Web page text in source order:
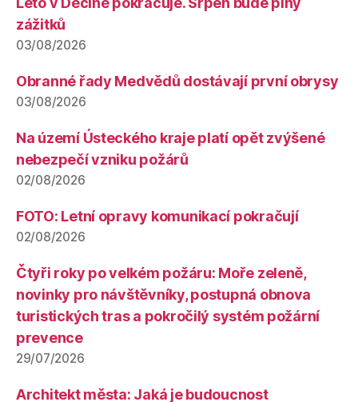
zážitků
03/08/2026
Obranné řady Medvědů dostávají první obrysy
03/08/2026
Na území Ústeckého kraje platí opět zvýšené
nebezpečí vzniku požárů
02/08/2026
FOTO: Letní opravy komunikací pokračují
02/08/2026
Čtyři roky po velkém požáru: Moře zeleně,
novinky pro návštěvníky, postupná obnova
turistických tras a pokročilý systém požární
prevence
29/07/2026
Architekt města: Jaká je budoucnost